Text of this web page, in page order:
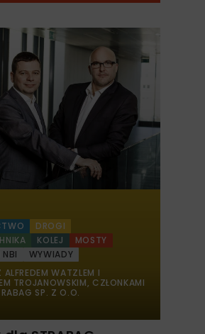
DROGI
KOLEJ
MOSTY
WYWIADY
WATZLEM I
TROJANOWSKIM, CZŁONKAMI
SP. Z O.O.